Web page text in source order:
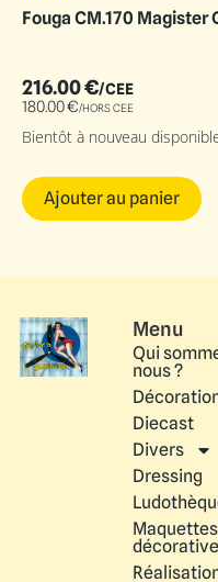
Fouga CM.170 Magister
216.00€/CEE
180.00€/HORS CEE
Bientôt à nouveau
Ajouter au panier
Menu
Qui
nous ?
Diecast
Divers
Dressing
Maquettes